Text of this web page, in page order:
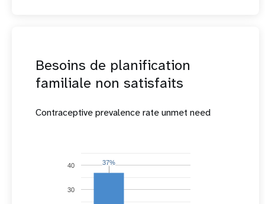
Besoins de planification
familiale non satisfaits
Contraceptive prevalence rate unmet need
30
40 37%
37%